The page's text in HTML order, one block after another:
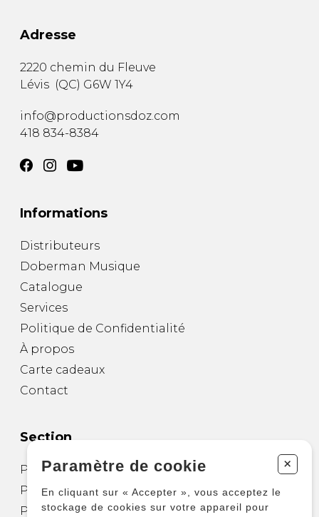
Adresse
2220 chemin du Fleuve
Lévis (QC) G6W 1Y4
info@productionsdoz.com
418 834-8384
Informations
Distributeurs
Doberman Musique
Catalogue
Services
Politique de Confidentialité
À propos
Carte cadeaux
Contact
Section
Partitions pour guitare
Partitions pour autres instruments
Partitions pour ensembles
Paramètre de cookie +
En cliquant sur « Accepter », vous acceptez le
stockage de cookies sur votre appareil pour